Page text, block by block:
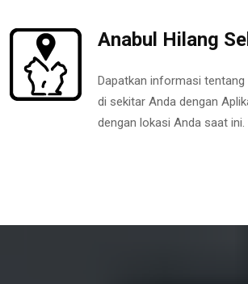
Anabul Hilang
Dapatkan informasi tentang
di sekitar Anda dengan
dengan lokasi Anda saat ini.